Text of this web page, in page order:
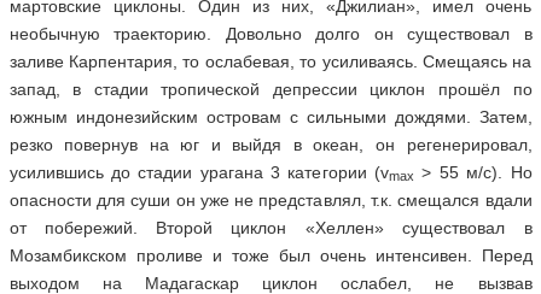
мартовские циклоны. Один из них, «Джилиан», имел очень
необычную траекторию. Довольно долго он существовал в
заливе Карпентария, то ослабевая, то усиливаясь. Смещаясь на
запад, в стадии тропической депрессии циклон прошёл по
южным индонезийским островам с сильными дождями. Затем,
резко повернув на юг и выйдя в океан, он регенерировал,
усилившись до стадии урагана 3 категории (vmax > 55 м/c). Но
опасности для суши он уже не представлял, т.к. смещался вдали
от побережий. Второй циклон «Хеллен» существовал в
Мозамбикском проливе и тоже был очень интенсивен. Перед
выходом на Мадагаскар циклон ослабел, не вызвав